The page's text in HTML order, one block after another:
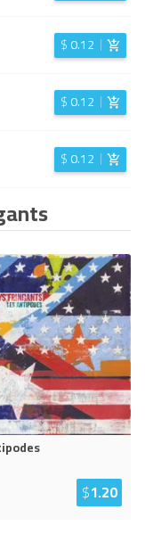
$0.12
$0.12
$0.12
$1.20